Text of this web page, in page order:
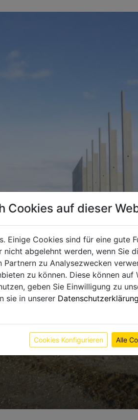
Cookies auf dieser
Einige Cookies sind für eine gute
nicht abgelehnt werden, wenn Sie
Partnern zu Analysezwecken
zu können. Diese können auf
geben Sie Einwilligung zu
sie in unserer Datenschutzerklärung
Cookies Konfigurieren Alle